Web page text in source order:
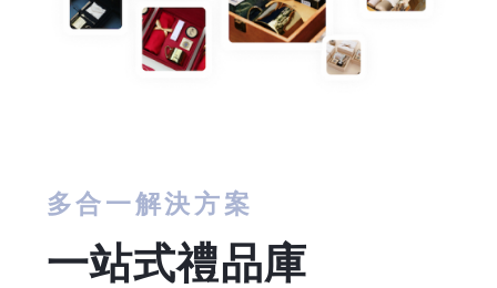
多合一解決方案
一站式禮品庫